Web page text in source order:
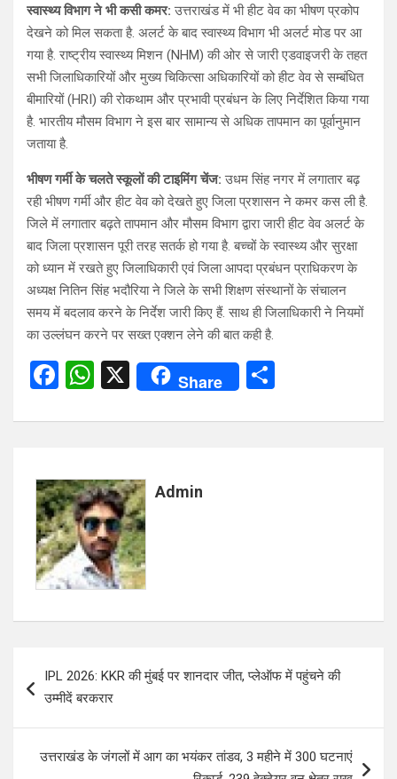
स्वास्थ्य विभाग ने भी कसी कमर:उत्तराखंड में भी हीट वेव का भीषण प्रकोप
देखने को मिल सकता है. अलर्ट के बाद स्वास्थ्य विभाग भी अलर्ट मोड पर आ
गया है. राष्ट्रीय स्वास्थ्य मिशन (NHM) की ओर से जारी एडवाइजरी के तहत
सभी जिलाधिकारियों और मुख्य चिकित्सा अधिकारियों को हीट वेव से सम्बंधित
बीमारियों (HRI) की रोकथाम और प्रभावी प्रबंधन के लिए निर्देशित किया गया
है. भारतीय मौसम विभाग ने इस बार सामान्य से अधिक तापमान का पूर्वानुमान
जताया है.
भीषण गर्मी के चलते स्कूलों की टाइमिंग चेंज:उधम सिंह नगर में लगातार बढ़
रही भीषण गर्मी और हीट वेव को देखते हुए जिला प्रशासन ने कमर कस ली है.
जिले में लगातार बढ़ते तापमान और मौसम विभाग द्वारा जारी हीट वेव अलर्ट के
बाद जिला प्रशासन पूरी तरह सतर्क हो गया है. बच्चों के स्वास्थ्य और सुरक्षा
को ध्यान में रखते हुए जिलाधिकारी एवं जिला आपदा प्रबंधन प्राधिकरण के
अध्यक्ष नितिन सिंह भदौरिया ने जिले के सभी शिक्षण संस्थानों के संचालन
समय में बदलाव करने के निर्देश जारी किए हैं. साथ ही जिलाधिकारी ने नियमों
का उल्लंघन करने पर सख्त एक्शन लेने की बात कही है.
F
ce
o
o
k
W
at
A
p
p
X Share
ar
Admin
navigation
IPL 2026: KKR की मुंबई पर शानदार जीत, प्लेऑफ में पहुंचने की
उम्मीदें बरकरार
उत्तराखंड के जंगलों में आग का भयंकर तांडव, 3 महीने में 300 घटनाएं